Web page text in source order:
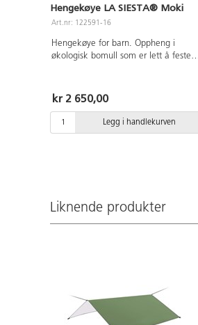
Hengekøye LA SIESTA® Moki
Art.nr: 122591-16
Hengekøye for barn. Oppheng i
økologisk bomull som er lett å feste.
at den kan settes opp og tas ned med
noen få enkle grep. Krever en
avstand på minst 3 m. Mål:
L210xB110 cm. Laget av økologisk
kr 2 650,00
Legg i handlekurven
Liknende produkter